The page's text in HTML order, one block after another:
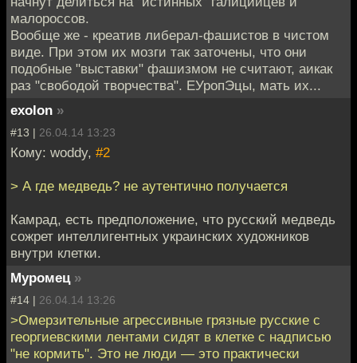
малороссов.
Вообще же - креатив либерал-фашистов в чистом
виде. При этом их мозги так заточены, что они
подобные "выставки" фашизмом не считают, аикак
раз "свободой творчества". ЕУропЭцы, мать их...
exolon »
#13 | 26.04.14 13:23
Кому: woddy, #2
> А где медведь? не аутентично получается
Камрад, есть предположение, что русский медведь
сожрет интеллигентных украинских художников
внутри клетки.
Муромец »
#14 | 26.04.14 13:26
>Омерзительные агрессивные грязные русские с
георгиевскими лентами сидят в клетке с надписью
"не кормить". Это не люди — это практически